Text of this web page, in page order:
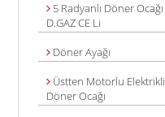
5 Radyanlı Döner Ocağı
D.GAZ CE Li
Döner Ayağı
Üstten Motorlu Elektrikli
Döner Ocağı